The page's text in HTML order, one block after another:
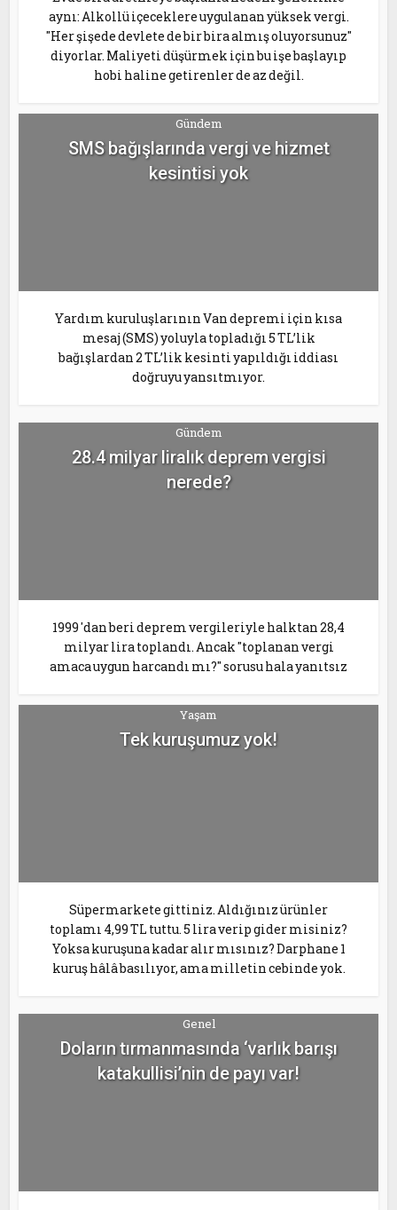
aynı: Alkollü içeceklere uygulanan yüksek vergi.
"Her şişede devlete de bir bira almış oluyorsunuz"
diyorlar. Maliyeti düşürmek için bu işe başlayıp
hobi haline getirenler de az değil.
Gündem
SMS bağışlarında vergi ve hizmet
kesintisi yok
Yardım kuruluşlarının Van depremi için kısa
mesaj (SMS) yoluyla topladığı 5 TL’lik
bağışlardan 2 TL’lik kesinti yapıldığı iddiası
doğruyu yansıtmıyor.
Gündem
28.4 milyar liralık deprem vergisi
nerede?
1999 'dan beri deprem vergileriyle halktan 28,4
milyar lira toplandı. Ancak "toplanan vergi
amaca uygun harcandı mı?" sorusu hala yanıtsız
Yaşam
Tek kuruşumuz yok!
Süpermarkete gittiniz. Aldığınız ürünler
toplamı 4,99 TL tuttu. 5 lira verip gider misiniz?
Yoksa kuruşuna kadar alır mısınız? Darphane 1
kuruş hâlâ basılıyor, ama milletin cebinde yok.
Genel
Doların tırmanmasında ‘varlık barışı
katakullisi’nin de payı var!